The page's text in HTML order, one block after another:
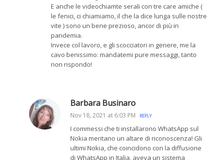
E anche le videochiamte serali con tre care amiche (
le fenici, ci chiamiamo, il che la dice lunga sulle nostre
vite ) sono un bene prezioso, ancor di più in
pandemia.
Invece col lavoro, e gli scocciatori in genere, me la
cavo benissimo: mandatemi pure messaggi, tanto
non rispondo!
Barbara Businaro
Nov 18, 2021 at 6:03 PM REPLY
I commessi che ti installarono WhatsApp sul
Nokia meritano un altare di riconoscenza! Gli
ultimi Nokia, che coincidono con la diffusione
di WhatsApp in Italia, aveva un sistema